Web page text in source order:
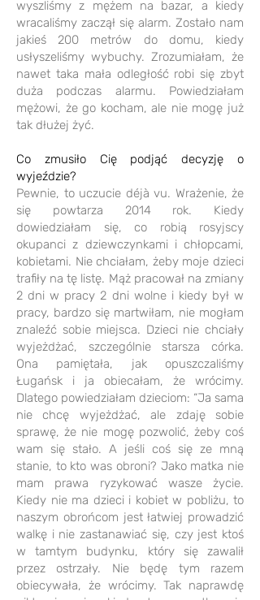
wyszliśmy z mężem na bazar, a kiedy
wracaliśmy zaczął się alarm. Zostało nam
jakieś 200 metrów do domu, kiedy
usłyszeliśmy wybuchy. Zrozumiałam, że
nawet taka mała odległość robi się zbyt
duża podczas alarmu. Powiedziałam
mężowi, że go kocham, ale nie mogę już
tak dłużej żyć.
Co zmusiło Cię podjąć decyzję o
wyjeździe?
Pewnie, to uczucie déjà vu. Wrażenie, że
się powtarza 2014 rok. Kiedy
dowiedziałam się, co robią rosyjscy
okupanci z dziewczynkami i chłopcami,
kobietami. Nie chciałam, żeby moje dzieci
trafiły na tę listę. Mąż pracował na zmiany
2 dni w pracy 2 dni wolne i kiedy był w
pracy, bardzo się martwiłam, nie mogłam
znaleźć sobie miejsca. Dzieci nie chciały
wyjeżdżać, szczególnie starsza córka.
Ona pamiętała, jak opuszczaliśmy
Ługańsk i ja obiecałam, że wrócimy.
Dlatego powiedziałam dzieciom: “Ja sama
nie chcę wyjeżdżać, ale zdaję sobie
sprawę, że nie mogę pozwolić, żeby coś
wam się stało. A jeśli coś się ze mną
stanie, to kto was obroni? Jako matka nie
mam prawa ryzykować wasze życie.
Kiedy nie ma dzieci i kobiet w pobliżu, to
naszym obrońcom jest łatwiej prowadzić
walkę i nie zastanawiać się, czy jest ktoś
w tamtym budynku, który się zawalił
przez ostrzały. Nie będę tym razem
obiecywała, że wrócimy. Tak naprawdę